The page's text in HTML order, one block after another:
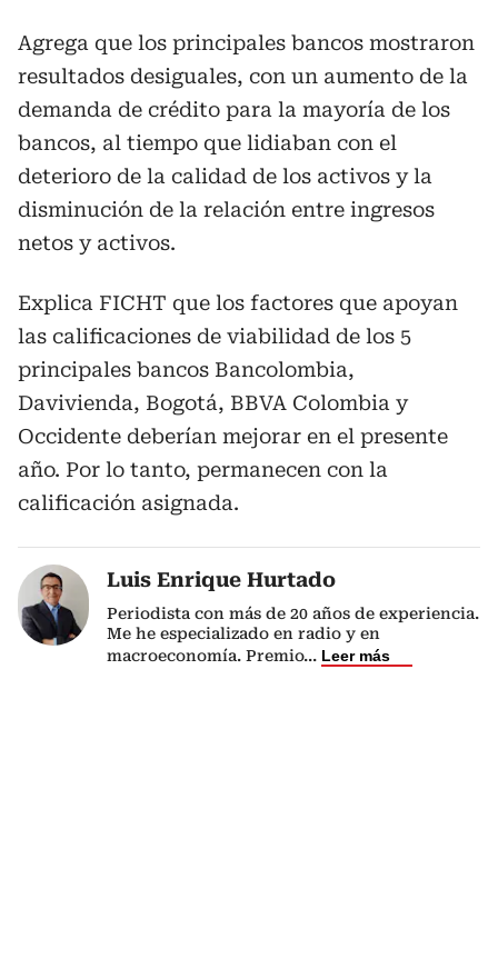
Agrega que los principales bancos mostraron
resultados desiguales, con un aumento de la
demanda de crédito para la mayoría de los
bancos, al tiempo que lidiaban con el
deterioro de la calidad de los activos y la
disminución de la relación entre ingresos
netos y activos.
Explica FICHT que los factores que apoyan
las calificaciones de viabilidad de los 5
principales bancos Bancolombia,
Davivienda, Bogotá, BBVA Colombia y
Occidente deberían mejorar en el presente
año. Por lo tanto, permanecen con la
calificación asignada.
Luis Enrique Hurtado
Periodista con más de 20 años de experiencia.
Me he especializado en radio y en
macroeconomía. Premio... Leer más